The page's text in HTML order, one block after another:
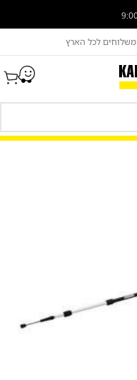
משלוחים לכל הארץ